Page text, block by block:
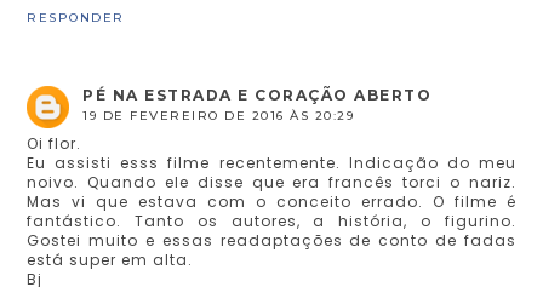
RESPONDER
PÉ NA ESTRADA E CORAÇÃO ABERTO
19 DE FEVEREIRO DE 2016 ÀS 20:29
Oi flor.
Eu assisti esss filme recentemente. Indicação do meu
noivo. Quando ele disse que era francês torci o nariz.
Mas vi que estava com o conceito errado. O filme é
fantástico. Tanto os autores, a história, o figurino.
Gostei muito e essas readaptações de conto de fadas
está super em alta.
Bj